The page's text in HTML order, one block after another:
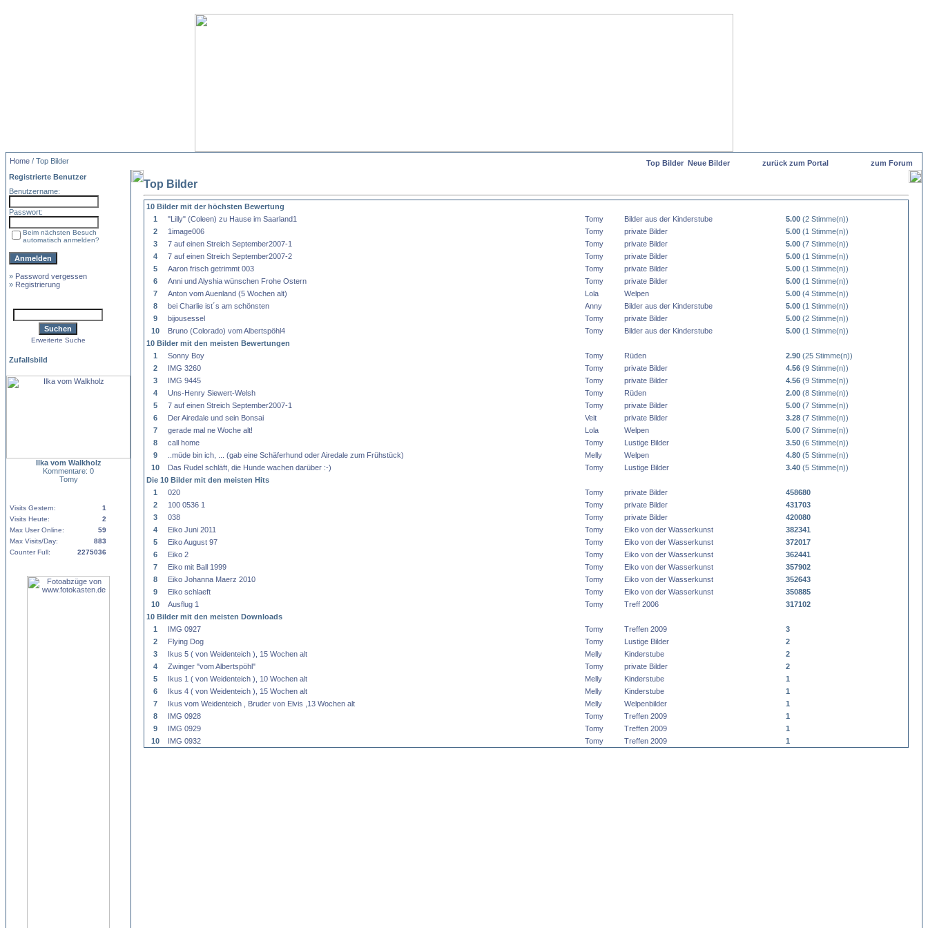
Home / Top Bilder Top Bilder Neue Bilder zurück zum Portal
zum Forum
Registrierte Benutzer
Benutzername:
Passwort:
Beim nächsten Besuch
automatisch anmelden?
» Password vergessen
» Registrierung
Erweiterte Suche
Zufallsbild
Ilka vom Walkholz
Kommentare: 0
Tomy
Visits Gestern:
1
Visits Heute:
2
Max User Online:
59
Max Visits/Day:
883
Counter Full:
2275036
Top Bilder
10 Bilder mit der höchsten Bewertung
1
"Lilly" (Coleen) zu Hause im Saarland1 Tomy Bilder aus der Kinderstube 5.00 (2 Stimme(n))
2
1image006 Tomy private Bilder 5.00 (1 Stimme(n))
3
7 auf einen Streich September2007-1 Tomy private Bilder 5.00 (7 Stimme(n))
4
7 auf einen Streich September2007-2 Tomy private Bilder 5.00 (1 Stimme(n))
5
Aaron frisch getrimmt 003 Tomy private Bilder 5.00 (1 Stimme(n))
6
Anni und Alyshia wünschen Frohe Ostern Tomy private Bilder 5.00 (1 Stimme(n))
7
Anton vom Auenland (5 Wochen alt) Lola Welpen 5.00 (4 Stimme(n))
8
bei Charlie ist´s am schönsten Anny Bilder aus der Kinderstube 5.00 (1 Stimme(n))
9
bijousessel Tomy private Bilder 5.00 (2 Stimme(n))
10
Bruno (Colorado) vom Albertspöhl4 Tomy Bilder aus der Kinderstube 5.00 (1 Stimme(n))
10 Bilder mit den meisten Bewertungen
1
Sonny Boy Tomy Rüden 2.90 (25 Stimme(n))
2
IMG 3260 Tomy private Bilder 4.56 (9 Stimme(n))
3
IMG 9445 Tomy private Bilder 4.56 (9 Stimme(n))
4
Uns-Henry Siewert-Welsh Tomy Rüden 2.00 (8 Stimme(n))
5
7 auf einen Streich September2007-1 Tomy private Bilder 5.00 (7 Stimme(n))
6
Der Airedale und sein Bonsai Veit private Bilder 3.28 (7 Stimme(n))
7
gerade mal ne Woche alt! Lola Welpen 5.00 (7 Stimme(n))
8
call home Tomy Lustige Bilder 3.50 (6 Stimme(n))
9
..müde bin ich, ... (gab eine Schäferhund oder Airedale zum Frühstück) Melly Welpen 4.80 (5 Stimme(n))
10
Das Rudel schläft, die Hunde wachen darüber :-) Tomy Lustige Bilder 3.40 (5 Stimme(n))
Die 10 Bilder mit den meisten Hits
1
020 Tomy private Bilder
458680
2
100 0536 1 Tomy private Bilder
431703
3
038 Tomy private Bilder
420080
4
Eiko Juni 2011 Tomy Eiko von der Wasserkunst
382341
5
Eiko August 97 Tomy Eiko von der Wasserkunst
372017
6
Eiko 2 Tomy Eiko von der Wasserkunst
362441
7
Eiko mit Ball 1999 Tomy Eiko von der Wasserkunst
357902
8
Eiko Johanna Maerz 2010 Tomy Eiko von der Wasserkunst
352643
9
Eiko schlaeft Tomy Eiko von der Wasserkunst
350885
10
Ausflug 1 Tomy Treff 2006
317102
10 Bilder mit den meisten Downloads
1
IMG 0927 Tomy Treffen 2009
3
2
Flying Dog Tomy Lustige Bilder
2
3
Ikus 5 ( von Weidenteich ), 15 Wochen alt Melly Kinderstube
2
4
Zwinger "vom Albertspöhl" Tomy private Bilder
2
5
Ikus 1 ( von Weidenteich ), 10 Wochen alt Melly Kinderstube
1
6
Ikus 4 ( von Weidenteich ), 15 Wochen alt Melly Kinderstube
1
7
Ikus vom Weidenteich , Bruder von Elvis ,13 Wochen alt Melly Welpenbilder
1
8
IMG 0928 Tomy Treffen 2009
1
9
IMG 0929 Tomy Treffen 2009
1
10
IMG 0932 Tomy Treffen 2009 1